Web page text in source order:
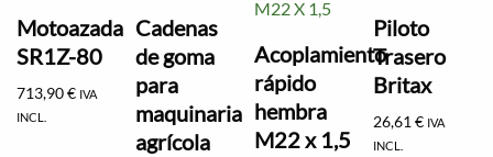
Motoazada
SR1Z-80
713,90€ IVA
INCL.
Cadenas
de goma
para
maquinaria
agrícola
Acoplamiento
rápido
hembra
M22 x 1,5
Piloto
Trasero
Britax
26,61€ IVA
INCL.